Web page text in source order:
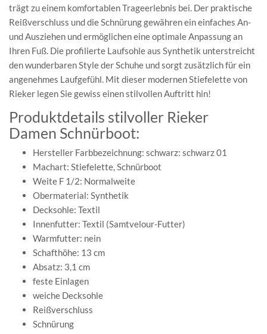
trägt zu einem komfortablen Trageerlebnis bei. Der praktische
Reißverschluss und die Schnürung gewähren ein einfaches An-
und Ausziehen und ermöglichen eine optimale Anpassung an
Ihren Fuß. Die profilierte Laufsohle aus Synthetik unterstreicht
den wunderbaren Style der Schuhe und sorgt zusätzlich für ein
angenehmes Laufgefühl. Mit dieser modernen Stiefelette von
Rieker legen Sie gewiss einen stilvollen Auftritt hin!
Produktdetails stilvoller Rieker
Damen Schnürboot:
Hersteller Farbbezeichnung: schwarz: schwarz 01
Machart: Stiefelette, Schnürboot
Weite F 1/2: Normalweite
Obermaterial: Synthetik
Decksohle: Textil
Innenfutter: Textil (Samtvelour-Futter)
Warmfutter: nein
Schafthöhe: 13 cm
Absatz: 3,1 cm
feste Einlagen
weiche Decksohle
Reißverschluss
Schnürung